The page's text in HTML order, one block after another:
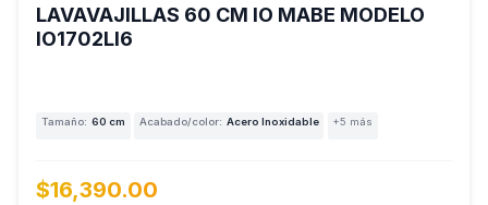
LAVAVAJILLAS 60 CM IO MABE MODELO
IO1702LI6
Tamaño: 60 cm Acabado/color: Acero Inoxidable +5 más
$16,390.00